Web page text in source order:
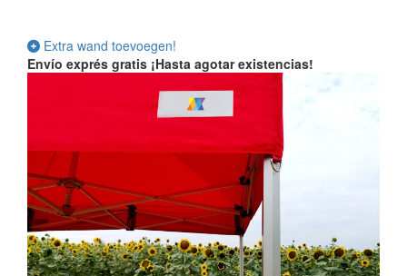
Extra wand toevoegen!
Envío exprés gratis ¡Hasta agotar existencias!